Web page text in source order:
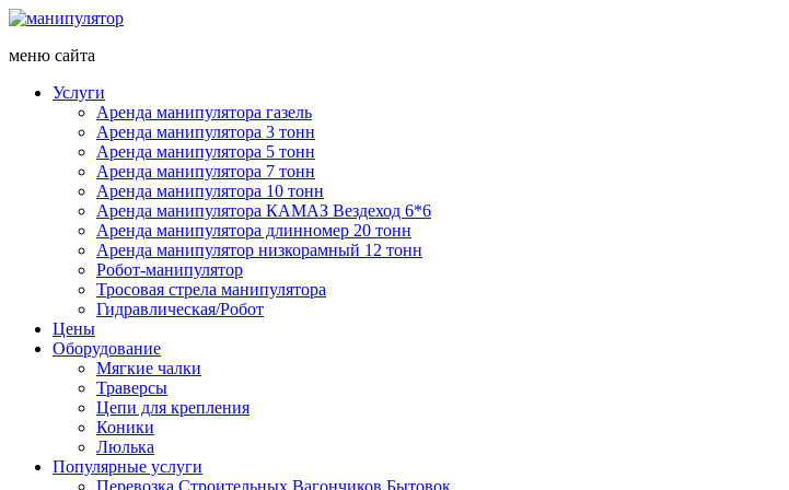
меню сайта
Услуги
Аренда манипулятора газель
Аренда манипулятора 3 тонн
Аренда манипулятора 5 тонн
Аренда манипулятора 7 тонн
Аренда манипулятора 10 тонн
Аренда манипулятора КАМАЗ Вездеход 6*6
Аренда манипулятора длинномер 20 тонн
Аренда манипулятор низкорамный 12 тонн
Робот-манипулятор
Тросовая стрела манипулятора
Гидравлическая/Робот
Цены
Оборудование
Мягкие чалки
Траверсы
Цепи для крепления
Коники
Люлька
Популярные услуги
Перевозка Строительных Вагончиков Бытовок